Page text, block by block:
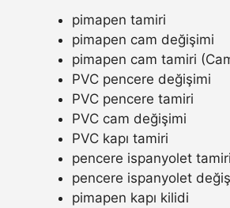
pimapen tamiri
pimapen cam değişimi
pimapen cam tamiri
PVC pencere değişimi
PVC pencere tamiri
PVC cam değişimi
PVC kapı tamiri
pencere ispanyolet tamiri
pencere ispanyolet
pimapen kapı kilidi